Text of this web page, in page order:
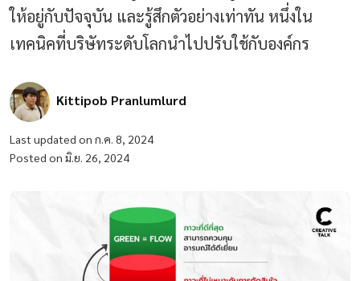
ให้อยู่กับปัจจุบัน และรู้สึกตัวอย่างเท่าทัน หนึ่งใน
เทคนิคที่บริษัทระดับโลกนำไปปรับใช้กับองค์กร
Kittipob Pranlumlurd
Last updated on ก.ค. 8, 2024
Posted on มิ.ย. 26, 2024